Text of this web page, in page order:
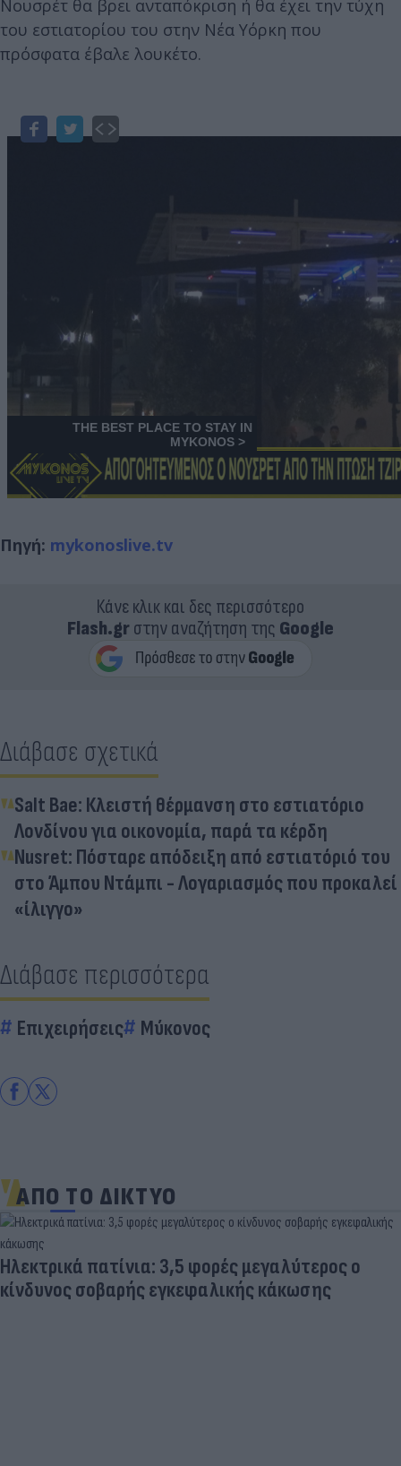
Νουσρέτ θα βρει ανταπόκριση ή θα έχει την τύχη
του εστιατορίου του στην Νέα Υόρκη που
πρόσφατα έβαλε λουκέτο.
Πηγή: mykonoslive.tv
Κάνε κλικ και δες περισσότερο
Flash.grστην αναζήτηση της Google
Διάβασε σχετικά
Salt Bae: Κλειστή θέρμανση στο εστιατόριο
Λονδίνου για οικονομία, παρά τα κέρδη
Nusret: Πόσταρε απόδειξη από εστιατόριό του
στο Άμπου Ντάμπι - Λογαριασμός που προκαλεί
«ίλιγγο»
Διάβασε περισσότερα
Επιχειρήσεις Μύκονος
ΑΠΟ ΤΟ ΔΙΚΤΥΟ
Ηλεκτρικά πατίνια: 3,5 φορές μεγαλύτερος ο
κίνδυνος σοβαρής εγκεφαλικής κάκωσης